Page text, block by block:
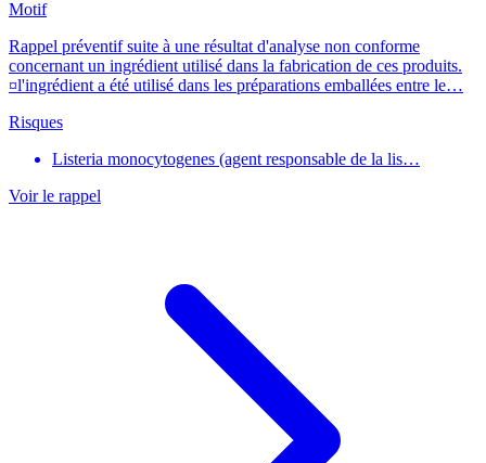
Motif
Rappel préventif suite à une résultat d'analyse non conforme
concernant un ingrédient utilisé dans la fabrication de ces produits.
¤l'ingrédient a été utilisé dans les préparations emballées entre le…
Risques
Listeria monocytogenes (agent responsable de la lis…
Voir le rappel